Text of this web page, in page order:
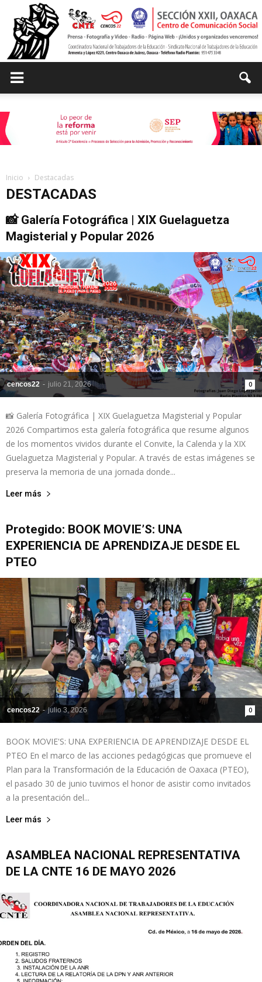
de
de
la
XXII
Inicio Destacadas
DESTACADAS
📸 Galería Fotográfica | XIX Guelaguetza
Magisterial y Popular 2026
cencos22 - julio 21, 2026 0
📸 Galería Fotográfica | XIX Guelaguetza Magisterial y Popular
2026 Compartimos esta galería fotográfica que resume algunos
de los momentos vividos durante el Convite, la Calenda y la XIX
Guelaguetza Magisterial y Popular. A través de estas imágenes se
preserva la memoria de una jornada donde...
Leer más
Protegido: BOOK MOVIE’S: UNA
EXPERIENCIA DE APRENDIZAJE DESDE EL
PTEO
cencos22 - julio 3, 2026 0
BOOK MOVIE'S: UNA EXPERIENCIA DE APRENDIZAJE DESDE EL
PTEO En el marco de las acciones pedagógicas que promueve el
Plan para la Transformación de la Educación de Oaxaca (PTEO),
el pasado 30 de junio tuvimos el honor de asistir como invitados
a la presentación del...
Leer más
ASAMBLEA NACIONAL REPRESENTATIVA
DE LA CNTE 16 DE MAYO 2026